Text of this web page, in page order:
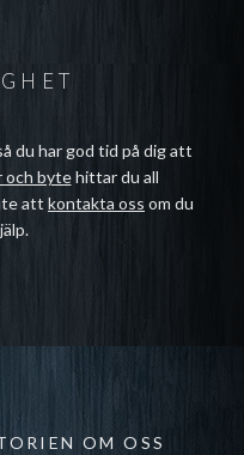
du har god tid på dig att
och bytehittar du all
att kontakta oss om du
OM OSS